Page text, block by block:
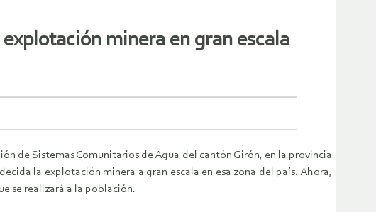
minera en gran escala
de Sistemas Comunitarios de Agua del cantón Girón, en la provincia
la explotación minera a gran escala en esa zona del país. Ahora,
se realizará a la población.